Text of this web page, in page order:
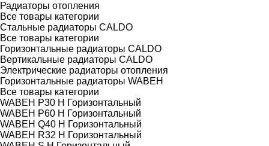
Радиаторы отопления
Все товары категории
Стальные радиаторы CALDO
Все товары категории
Горизонтальные радиаторы CALDO
Вертикальные радиаторы CALDO
Электрические радиаторы отопления
Горизонтальные радиаторы WABEH
Все товары категории
WABEH P30 H Горизонтальный
WABEH P60 H Горизонтальный
WABEH Q40 H Горизонтальный
WABEH R32 H Горизонтальный